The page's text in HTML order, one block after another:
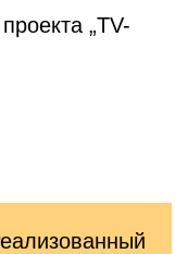
„TV-